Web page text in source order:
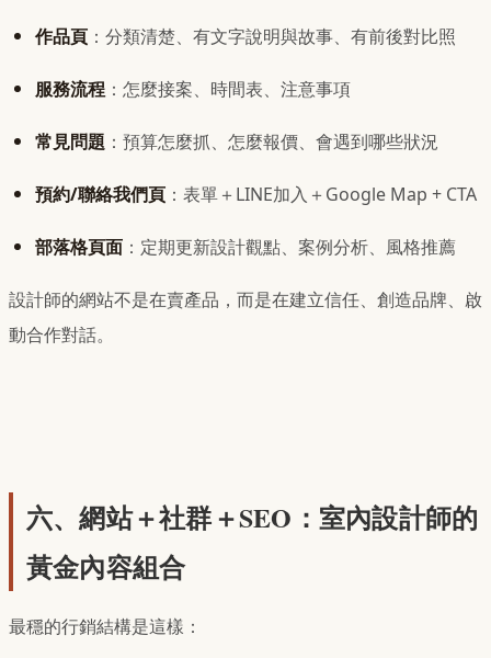
作品頁 ：分類清楚、有文字說明與故事、有前後對比照
服務流程 ：怎麼接案、時間表、注意事項
常見問題 ：預算怎麼抓、怎麼報價、會遇到哪些狀況
預約/聯絡我們頁 ：表單＋LINE加入＋Google Map + CTA
部落格頁面 ：定期更新設計觀點、案例分析、風格推薦
設計師的網站不是在賣產品，而是在建立信任、創造品牌、啟
動合作對話。
六、網站＋社群＋SEO：室內設計師的
黃金內容組合
最穩的行銷結構是這樣：